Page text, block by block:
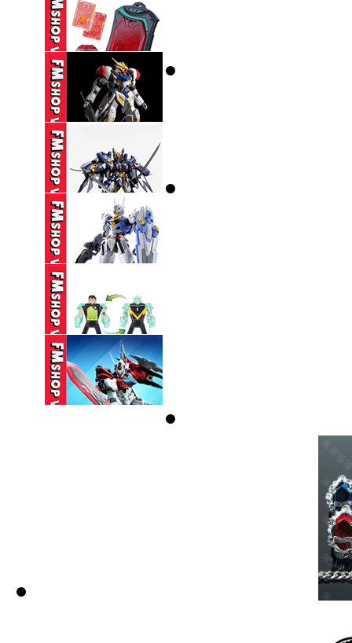
1,650,000 VND
(CÓ TT) STORM
COLLECTIBLES TKOF
...
650,000 VND
DX ZEZTZ LICENSE
350,000 VND
(NOBOX-THIẾU PART-
SƠN LẠI) HG ...
270,000 VND
(NOBOX THIẾU PK
TAY) SEMBO ...
160,000 VND
(NOBOX) HG 1/144
GUNDAM AERIAL ...
330,000 VND
(NOBOX) PLAYMATES
BEN 10 ...